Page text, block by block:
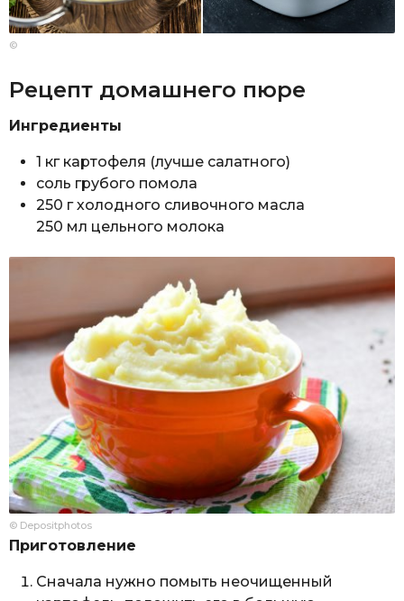
©
Рецепт домашнего пюре
Ингредиенты
1 кг картофеля (лучше салатного)
соль грубого помола
250 г холодного сливочного масла
250 мл цельного молока
© Depositphotos
Приготовление
Сначала нужно помыть неочищенный